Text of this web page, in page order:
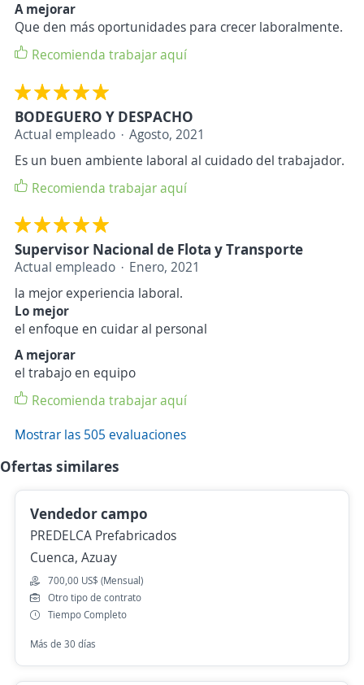
A mejorar
Que den más oportunidades para crecer laboralmente.
Recomienda trabajar aquí
BODEGUERO Y DESPACHO
Actual empleado
Agosto, 2021
Es un buen ambiente laboral al cuidado del trabajador.
Recomienda trabajar aquí
Supervisor Nacional de Flota y Transporte
Actual empleado
Enero, 2021
la mejor experiencia laboral.
Lo mejor
el enfoque en cuidar al personal
A mejorar
el trabajo en equipo
Recomienda trabajar aquí
Mostrar las 505 evaluaciones
Ofertas similares
Vendedor campo
PREDELCA Prefabricados
Cuenca, Azuay
700,00 US$ (Mensual)
Otro tipo de contrato
Tiempo Completo
Más de 30 días